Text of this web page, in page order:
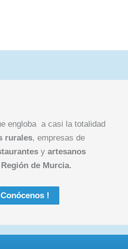
engloba a casi la totalidad
rurales, empresas de
y artesanos
Región de Murcia.
Conócenos !